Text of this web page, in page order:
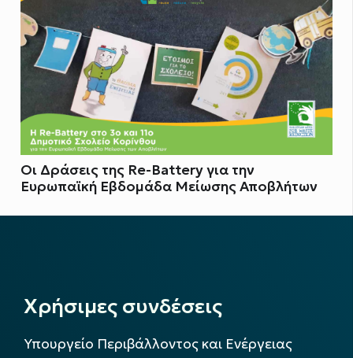
Οι Δράσεις της Re-Battery για την
Ευρωπαϊκή Εβδομάδα Μείωσης Αποβλήτων
Χρήσιμες συνδέσεις
Υπουργείο Περιβάλλοντος και Ενέργειας